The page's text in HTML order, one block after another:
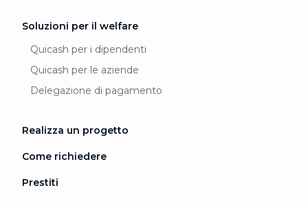
Soluzioni per il welfare
Quicash per i dipendenti
Quicash per le aziende
Delegazione di pagamento
Realizza un progetto
Come richiedere
Prestiti